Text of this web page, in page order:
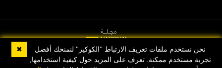
✖
نحن نستخدم ملفات تعريف الارتباط "الكوكيز" لنمنحك أفضل
تجربة مستخدم ممكنة. تعرف على المزيد حول كيفية استخدامها,